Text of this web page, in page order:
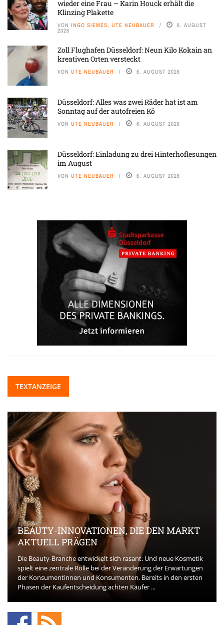
wieder eine Frau – Karin Houck erhält die
Klinzing Plakette
VON INGO SIEMES, UTE NEUBAUER 6. AUGUST
2026
Zoll Flughafen Düsseldorf: Neun Kilo Kokain an
kreativen Orten versteckt
VON UTE NEUBAUER 6. AUGUST 2026
Düsseldorf: Alles was zwei Räder hat ist am
Sonntag auf der autofreien Kö
VON UTE NEUBAUER 6. AUGUST 2026
Düsseldorf: Einladung zu drei Hinterhoflesungen
im August
VON UTE NEUBAUER 6. AUGUST 2026
TEXTANZEIGE
BEAUTY-INNOVATIONEN, DIE DEN MARKT
AKTUELL PRÄGEN
Die Beauty-Branche entwickelt sich rasant. Und neue Kosmetik
spielt eine zentrale Rolle bei der Veränderung der Erwartungen
der Konsumentinnen und Konsumenten. Bereits in den ersten
Phasen der Kaufentscheidung achten Käufer ...